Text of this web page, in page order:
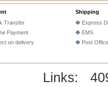
Transfer
Payment
on delivery
Shipping
Express
EMS
Post Office
Links: